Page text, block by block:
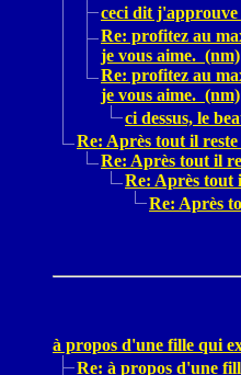
ceci dit
Re: profitez au
je vous aime. (nm)
Re: profitez au
je vous aime. (nm)
ci dessus, le
Re: Après tout il
Re: Après tout il
Re: Après tout
Re: Après
à propos d'une fille qui
Re: à propos d'une